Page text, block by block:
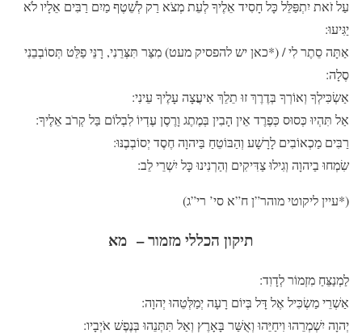
עַל זֹאת יִתְפַּלֵּל כָּל חָסִיד אֵלֶיךָ לְעֵת מְצֹא רַק לְשֵׁטֶף מַיִם רַבִּים אֵלָיו לֹא
יַגִּיעוּ:
אַתָּה סֵתֶר לִי/ (*כאן יש להפסיק מעט)מִצַּר תִּצְּרֵנִי, רָנֵּי פַלֵּט תְּסוֹבְבֵנִי
סֶלָה:
אַשְׂכִּילְךָ וְאוֹרְךָ בְּדֶרֶךְ זוּ תֵלֵךְ אִיעֲצָה עָלֶיךָ עֵינִי:
אַל תִּהְיוּ כְּסוּס כְּפֶרֶד אֵין הָבִין בְּמֶתֶג וָרֶסֶן עֶדְיוֹ לִבְלוֹם בַּל קְרֹב אֵלֶיךָ:
רַבִּים מַכְאוֹבִים לָרָשָׁע וְהַבּוֹטֵחַ בַּיהוָה חֶסֶד יְסוֹבְבֶנּוּ:
שִׂמְחוּ בַיהוָה וְגִילוּ צַדִּיקִים וְהַרְנִינוּ כָּל יִשְׁרֵי לֵב:
(*עיין ליקוטי מוהר”ן ח”א סי’ רי”ג)
תיקון הכללי מזמור – מא
לַמְנַצֵּחַ מִזְמוֹר לְדָוִד:
אַשְׁרֵי מַשְׂכִּיל אֶל דָּל בְּיוֹם רָעָה יְמַלְּטֵהוּ יְהוָה:
יְהוָה יִשְׁמְרֵהוּ וִיחַיֵּהוּ וְאֻשַּׁר בָּאָרֶץ וְאַל תִּתְּנֵהוּ בְּנֶפֶשׁ אֹיְבָיו: